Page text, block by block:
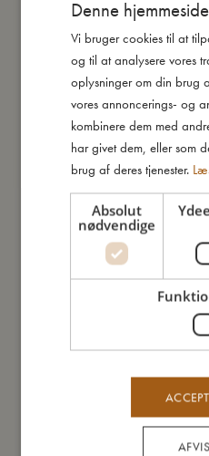
heleFILIBABBA-teamet
forretningspartnerne
Denne
Vi bruger cookies til at
og til at analysere vores
oplysninger om din brug
vores annoncerings- og
kombinere dem med
har givet dem, eller som
brug af deres tjenester.
Absolut
nødvendige